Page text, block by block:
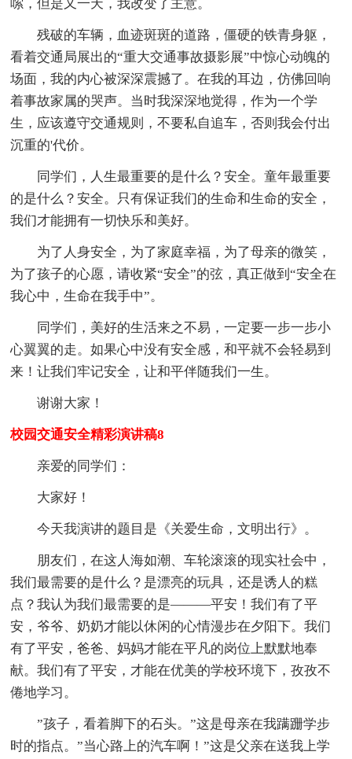
嗦，但是又一天，我改变了主意。
残破的车辆，血迹斑斑的道路，僵硬的铁青身躯，
看着交通局展出的“重大交通事故摄影展”中惊心动魄的
场面，我的内心被深深震撼了。在我的耳边，仿佛回响
着事故家属的哭声。当时我深深地觉得，作为一个学
生，应该遵守交通规则，不要私自追车，否则我会付出
沉重的'代价。
同学们，人生最重要的是什么？安全。童年最重要
的是什么？安全。只有保证我们的生命和生命的安全，
我们才能拥有一切快乐和美好。
为了人身安全，为了家庭幸福，为了母亲的微笑，
为了孩子的心愿，请收紧“安全”的弦，真正做到“安全在
我心中，生命在我手中”。
同学们，美好的生活来之不易，一定要一步一步小
心翼翼的走。如果心中没有安全感，和平就不会轻易到
来！让我们牢记安全，让和平伴随我们一生。
谢谢大家！
校园交通安全精彩演讲稿8
亲爱的同学们：
大家好！
今天我演讲的题目是《关爱生命，文明出行》。
朋友们，在这人海如潮、车轮滚滚的现实社会中，
我们最需要的是什么？是漂亮的玩具，还是诱人的糕
点？我认为我们最需要的是———平安！我们有了平
安，爷爷、奶奶才能以休闲的心情漫步在夕阳下。我们
有了平安，爸爸、妈妈才能在平凡的岗位上默默地奉
献。我们有了平安，才能在优美的学校环境下，孜孜不
倦地学习。
”孩子，看着脚下的石头。”这是母亲在我蹒跚学步
时的指点。”当心路上的汽车啊！”这是父亲在送我上学